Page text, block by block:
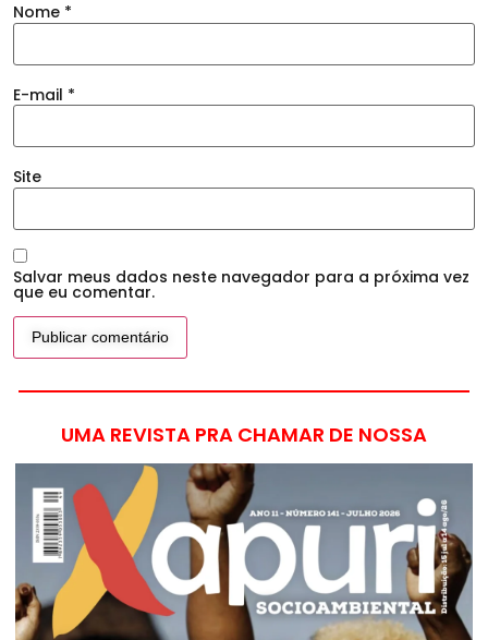
Nome *
E-mail *
Site
Salvar meus dados neste navegador para a próxima vez
que eu comentar.
UMA REVISTA PRA CHAMAR DE NOSSA